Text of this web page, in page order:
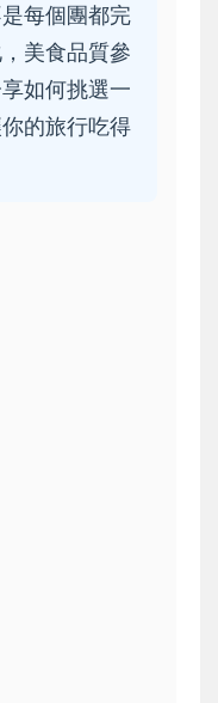
每個團都完
美食品質參
如何挑選一
的旅行吃得